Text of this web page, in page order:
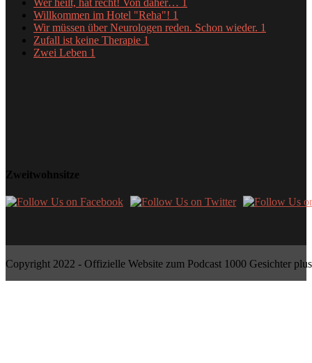
Willkommen im Hotel "Reha"! 1
Wir müssen über Neurologen reden. Schon wieder. 1
Zufall ist keine Therapie 1
Zwei Leben 1
Zweitwohnsitze
Copyright 2022 - Offizielle Website zum Podcast 1000 Gesichter